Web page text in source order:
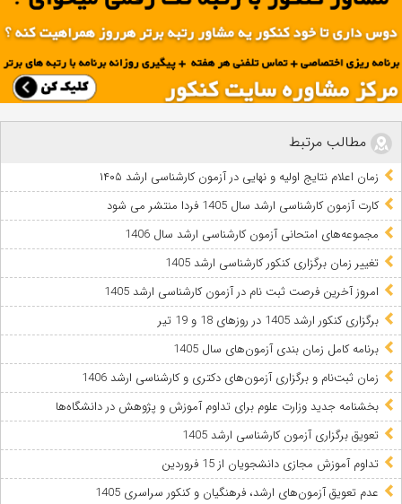
مطالب مرتبط
زمان اعلام نتایج اولیه و نهایی در آزمون کارشناسی ارشد ۱۴۰۵
کارت آزمون کارشناسی ارشد سال 1405 فردا منتشر می شود
مجموعه‌های امتحانی آزمون کارشناسی ‌ارشد سال 1406
تغییر زمان برگزاری کنکور کارشناسی ارشد 1405
امروز آخرین فرصت ثبت نام در آزمون کارشناسی ارشد 1405
برگزاری کنکور ارشد 1405 در روزهای 18 و 19 تیر
برنامه کامل زمان بندی آزمون‌های سال 1405
زمان ثبت‌نام و برگزاری آزمون‌های دکتری و کارشناسی ارشد 1406
بخشنامه جدید وزارت علوم برای تداوم آموزش و پژوهش در دانشگاه‌ها
تعویق برگزاری آزمون کارشناسی ارشد 1405
تداوم آموزش مجازی دانشجویان از 15 فروردین
عدم تعویق آزمون‌های ارشد، فرهنگیان و کنکور سراسری 1405